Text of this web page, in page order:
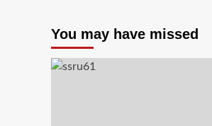
You may have missed